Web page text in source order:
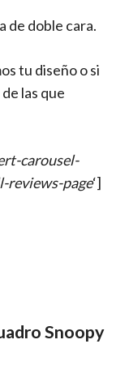
de doble cara.
tu diseño o si
las que
carousel-
reviews-page‘]
Snoopy